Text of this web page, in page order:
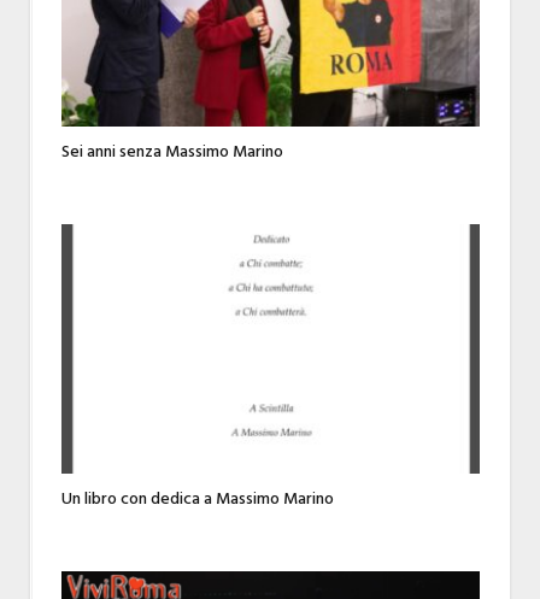
Sei anni senza Massimo Marino
Un libro con dedica a Massimo Marino